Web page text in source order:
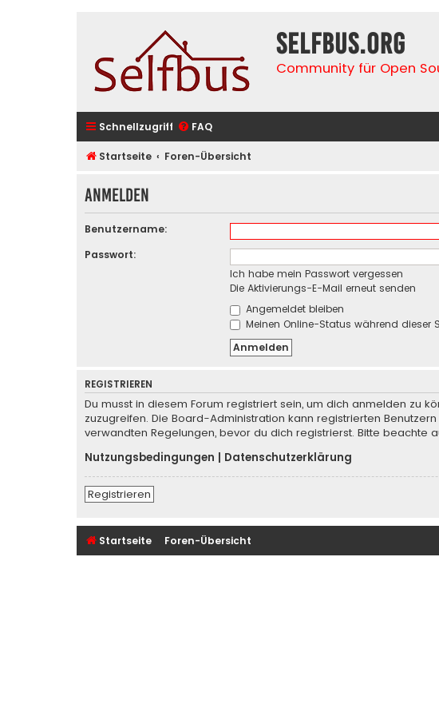
selfbus.org
Community für Open
Schnellzugriff FAQ
Startseite Foren-Übersicht
Anmelden
Benutzername:
Passwort:
Ich habe mein Passwort vergessen
Die Aktivierungs-E-Mail erneut senden
Angemeldet bleiben
Meinen Online-Status während dieser
REGISTRIEREN
Du musst in diesem Forum registriert sein, um dich anmelden zu
zuzugreifen. Die Board-Administration kann registrierten
verwandten Regelungen, bevor du dich registrierst. Bitte beachte
Nutzungsbedingungen
Datenschutzerklärung
Registrieren
Startseite Foren-Übersicht